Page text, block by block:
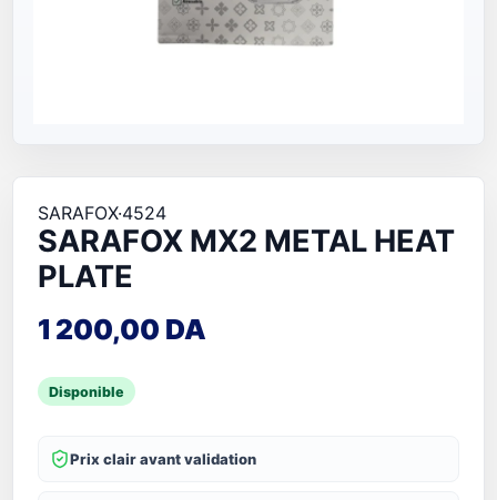
SARAFOX·4524
SARAFOX MX2 METAL HEAT
PLATE
1 200,00 DA
Disponible
Prix clair avant validation